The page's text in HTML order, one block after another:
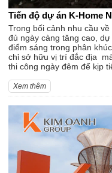
Tiến độ dự án K-Home
Trong bối cảnh nhu cầu
đủ ngày càng tăng cao,
điểm sáng trong phân
chỉ sở hữu vị trí đắc địa
thi công ngày đêm để kịp
Xem thêm